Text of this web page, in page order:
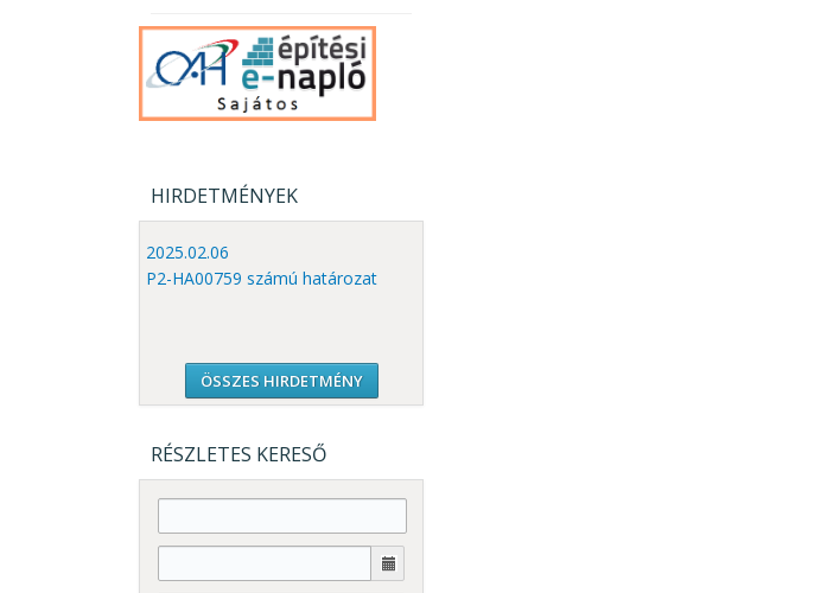
HIRDETMÉNYEK
2025.02.06
P2-HA00759 számú határozat
ÖSSZES HIRDETMÉNY
RÉSZLETES KERESŐ